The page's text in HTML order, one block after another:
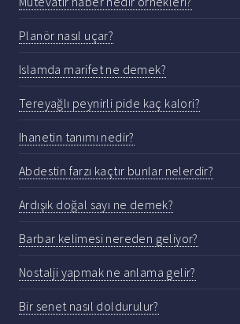
Planör nasıl uçar?
Islamda marifet ne demek?
Tereyağlı peynirli pide kaç kalori?
Ihanetin tanımı nedir?
Abdestin farzı kaçtır bunlar nelerdir?
Ardışık doğal sayı ne demek?
Barbar kelimesi nereden geliyor?
Nostalji yapmak ne anlama gelir?
Bir senet nasıl doldurulur?